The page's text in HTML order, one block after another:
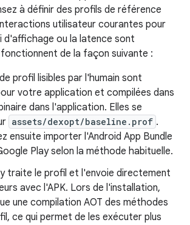
à définir des profils de référence
utilisateur courantes pour
d'affichage ou la latence sont
de la façon suivante :
profil lisibles par l'humain sont
votre application et compilées dans
dans l'application. Elles se
assets/dexopt/baseline.prof .
ensuite importer l'Android App Bundle
Play selon la méthode habituelle.
traite le profil et l'envoie directement
avec l'APK. Lors de l'installation,
une compilation AOT des méthodes
ce qui permet de les exécuter plus